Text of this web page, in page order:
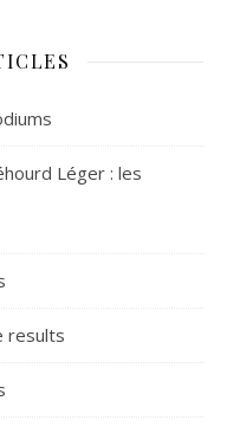
Léger : les
results